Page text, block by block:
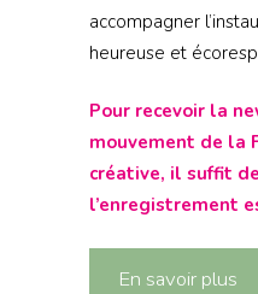
accompagner
heureuse et
Pour recevoir la
mouvement de la
créative, il suffit
l’enregistrement
En savoir plus